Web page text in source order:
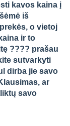
kavos kaina į
iš
o vietoj
ir to
???? prašau
sutvarkyti
dirba jie savo
ar
savo